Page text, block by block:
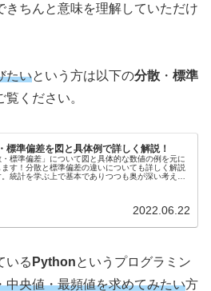
きちんと意味を理解していただけ
たいという方は以下の分散 ・ 標準
ください。
標準偏差を図と具体例で詳しく解説！
・標準偏差」について図と具体的な数値の例を元に
ます！分散と標準偏差の違いについても詳しく解説
。統計を学ぶ上で基本でありつつも奥が深い考え方
2022.06.22
いる Pythonというプログラミン
中央値・最頻値を求めてみたい方